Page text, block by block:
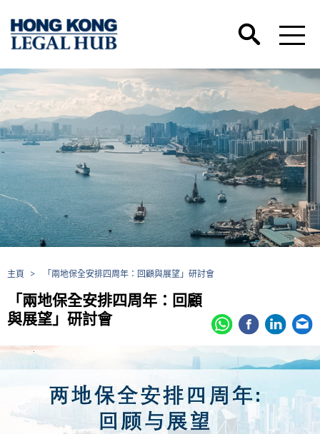
主頁 > 「兩地保全安排四周年：回顧與展望」研討會
「兩地保全安排四周年：回顧
與展望」研討會